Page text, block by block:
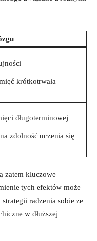
krótkotrwała
długoterminowej
zdolność uczenia się
zatem kluczowe
tych efektów może
radzenia sobie ze
w dłuższej